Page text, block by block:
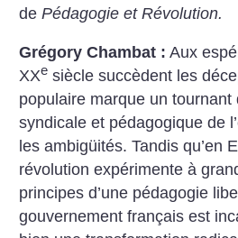
dePédagogie et Révolution.
Grégory Chambat : Aux
XXe siècle succèdent les
populaire marque un tournant
syndicale et pédagogique de
les ambigüités. Tandis qu’en
révolution expérimente à
principes d’une pédagogie
gouvernement français est